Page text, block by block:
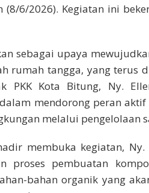
(8/6/2026). Kegiatan ini
sebagai upaya
rumah tangga, yang terus
PKK Kota Bitung, Ny.
mendorong peran
melalui pengelolaan
membuka kegiatan,
proses pembuatan
bahan organik yang